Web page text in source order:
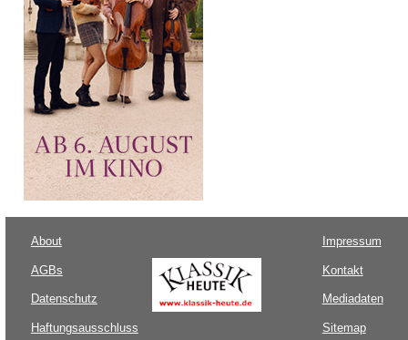
About
AGBs
Datenschutz
Haftungsausschluss
Impressum
Kontakt
Mediadaten
Sitemap